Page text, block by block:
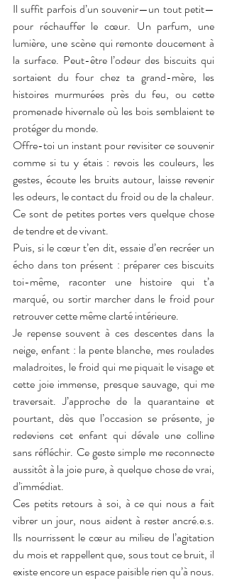
Il suffit parfois d’un souvenir—un tout petit—
pour réchauffer le cœur. Un parfum, une
lumière, une scène qui remonte doucement à
la surface. Peut-être l’odeur des biscuits qui
sortaient du four chez ta grand-mère, les
histoires murmurées près du feu, ou cette
promenade hivernale où les bois semblaient te
protéger du monde.
Offre-toi un instant pour revisiter ce souvenir
comme si tu y étais : revois les couleurs, les
gestes, écoute les bruits autour, laisse revenir
les odeurs, le contact du froid ou de la chaleur.
Ce sont de petites portes vers quelque chose
de tendre et de vivant.
Puis, si le cœur t’en dit, essaie d’en recréer un
écho dans ton présent : préparer ces biscuits
toi-même, raconter une histoire qui t’a
marqué, ou sortir marcher dans le froid pour
retrouver cette même clarté intérieure.
Je repense souvent à ces descentes dans la
neige, enfant : la pente blanche, mes roulades
maladroites, le froid qui me piquait le visage et
cette joie immense, presque sauvage, qui me
traversait. J’approche de la quarantaine et
pourtant, dès que l’occasion se présente, je
redeviens cet enfant qui dévale une colline
sans réfléchir. Ce geste simple me reconnecte
aussitôt à la joie pure, à quelque chose de vrai,
d’immédiat.
Ces petits retours à soi, à ce qui nous a fait
vibrer un jour, nous aident à rester ancré.e.s.
Ils nourrissent le cœur au milieu de l’agitation
du mois et rappellent que, sous tout ce bruit, il
existe encore un espace paisible rien qu’à nous.